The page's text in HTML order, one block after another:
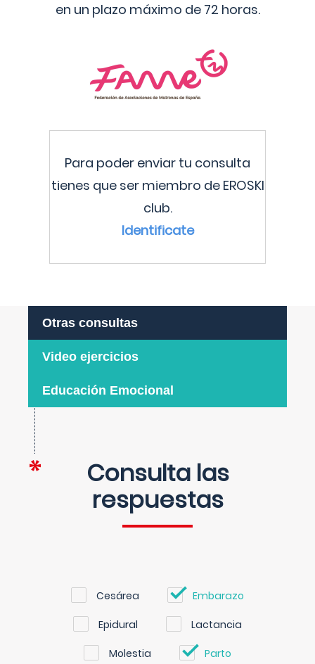
en un plazo máximo de 72 horas.
Para poder enviar tu consulta
tienes que ser miembro de EROSKI
club.
Identificate
Otras consultas
Video ejercicios
Educación Emocional
Consulta las
respuestas
Cesárea Embarazo
Epidural Lactancia
Molestia Parto